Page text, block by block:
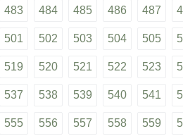
483 484 485 486 487
501 502 503 504 505
519 520 521 522 523
537 538 539 540 541
555 556 557 558 559